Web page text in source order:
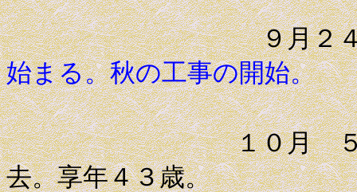
９月２
始まる。秋の工事の開始。
１０月 ５日 薩
去。享年４３歳。